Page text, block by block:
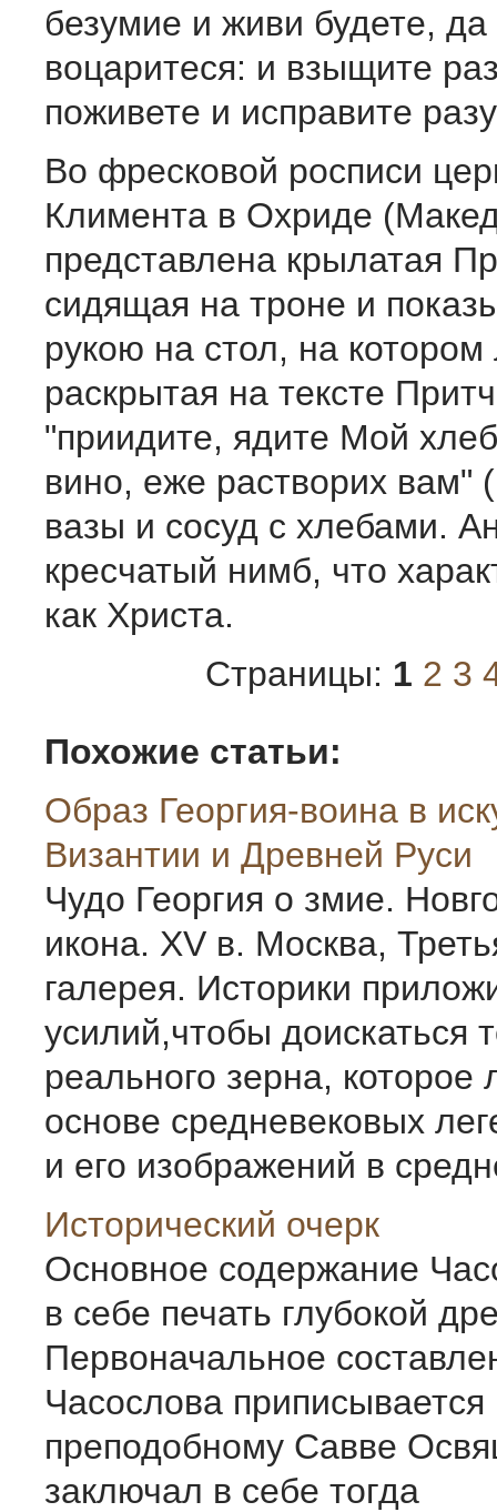
безумие и живи будете, да
воцаритеся: и взыщите
поживете и исправите
Во фресковой росписи
Климента в Охриде
представлена крылатая
сидящая на троне и
рукою на стол, на котором
раскрытая на тексте
"приидите, ядите Мой
вино, еже растворих вам"
вазы и сосуд с хлебами.
кресчатый нимб, что
как Христа.
Страницы: 1 2 3
Похожие статьи:
Образ Георгия-воина в
Византии и Древней Руси
Чудо Георгия о змие.
икона. XV в. Москва,
галерея. Историки
усилий,чтобы доискаться
реального зерна, которое
основе средневековых
и его изображений в
Исторический очерк
Основное содержание
в себе печать глубокой
Первоначальное
Часослова приписывается
преподобному Савве
заключал в себе тогда